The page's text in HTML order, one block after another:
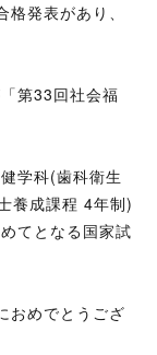
発表があり、
第33回社会福
学科(歯科衛生
養成課程 4年制)
てとなる国家試
おめでとうござ